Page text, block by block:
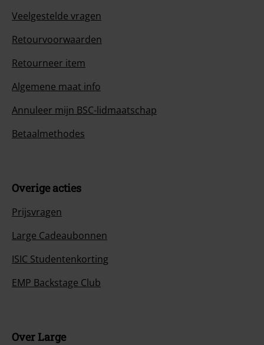
Veelgestelde vragen
Retourvoorwaarden
Retourneer item
Algemene maat info
Annuleer mijn BSC-lidmaatschap
Betaalmethodes
Overige acties
Prijsvragen
Large Cadeaubonnen
ISIC Studentenkorting
EMP Backstage Club
Over Large